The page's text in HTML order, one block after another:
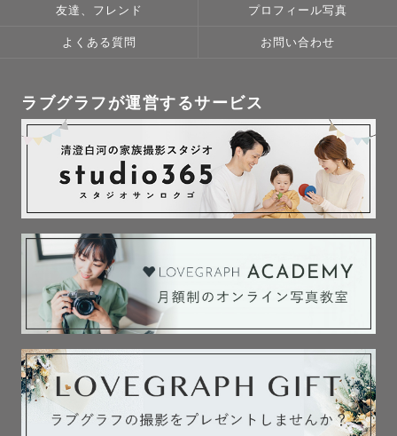
✐撮影前
当日スムーズかつ、不安点を解決出来るよう事前に打ち合
すめなの？などなんでも承ります！
些細なことでも構いません。
お気軽にご連絡下さい。
とにかく楽しみましょう✨
はじめはどなたも緊張するかと思います！
僕も緊張します！笑
しかし、撮り始めていくうちに｢あれ、友達だったっけ？｣
と思って頂けるくらい楽しい撮影になるよう心がけていき
ます😎
✐撮影後
写真は1〜2週間以内に納品します。
1枚1枚丁寧に編集させて頂きます。
友達、フレンド プロフィール写真
よくある質問 お問い合わせ
ラブグラフが運営するサービス